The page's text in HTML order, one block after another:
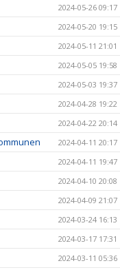
2024-05-26 09:17
2024-05-20 19:15
2024-05-11 21:01
2024-05-05 19:58
2024-05-03 19:37
2024-04-28 19:22
2024-04-22 20:14
2024-04-11 20:17
2024-04-11 19:47
2024-04-10 20:08
2024-04-09 21:07
2024-03-24 16:13
2024-03-17 17:31
2024-03-11 05:36